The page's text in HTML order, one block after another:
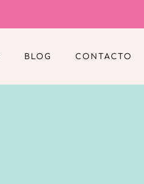
BLOG CONTACTO